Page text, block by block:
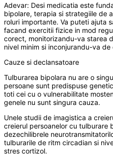
Adevar: Desi medicatia este
bipolare, terapia si strategiile de
roluri importante. Va puteti ajuta
facand exercitii fizice in mod
corect, monitorizandu-va starea
nivel minim si inconjurandu-va de
Cauze si declansatoare
Tulburarea bipolara nu are o
persoane sunt predispuse
toti cei cu o vulnerabilitate
genele nu sunt singura cauza.
Unele studii de imagistica a
creierul persoanelor cu tulburare
dezechilibrele
tulburarile de ritm circadian si
stres cortizol.